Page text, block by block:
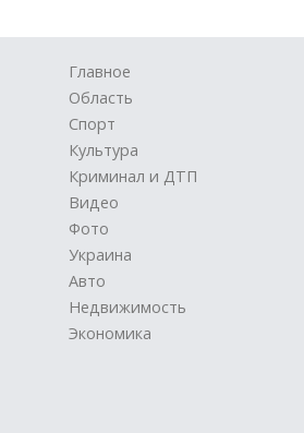
Главное
Область
Спорт
Культура
Криминал и ДТП
Видео
Фото
Украина
Авто
Недвижимость
Экономика